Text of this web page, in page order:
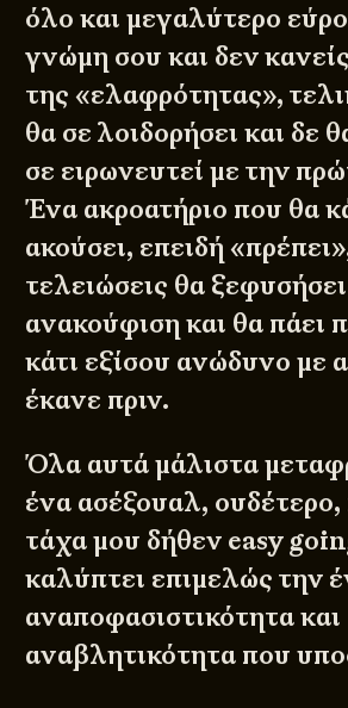
όλο και μεγαλύτερο
γνώμη σου και δεν κανείς
της «ελαφρότητας»,
θα σε λοιδορήσει και δε
σε ειρωνευτεί με την
Ένα ακροατήριο που θα
ακούσει, επειδή
τελειώσεις θα
ανακούφιση και θα πάει
κάτι εξίσου ανώδυνο με
έκανε πριν.
Όλα αυτά μάλιστα
ένα ασέξουαλ,
τάχα μου δήθεν easy
καλύπτει επιμελώς την
αναποφασιστικότητα και
αναβλητικότητα που